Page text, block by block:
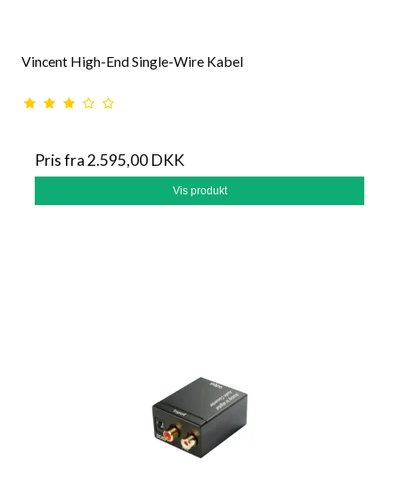
Vincent High-End Single-Wire Kabel
Pris fra2.595,00 DKK
Vis produkt